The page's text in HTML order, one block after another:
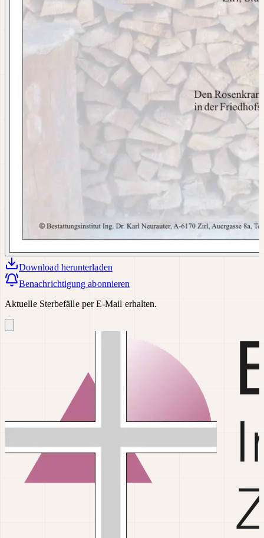
Download herunterladen
Benachrichtigung abonnieren
Aktuelle Sterbefälle per E-Mail erhalten.